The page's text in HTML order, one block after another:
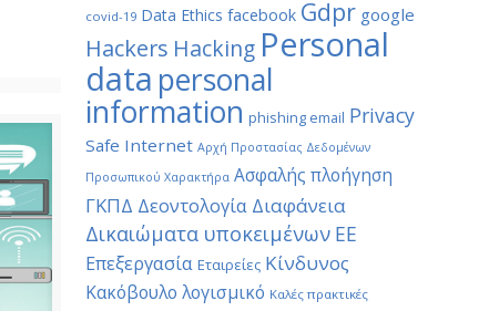
covid-19 Data Ethics facebook Gdpr google
Hackers Hacking Personal
data personal
information phishing email Privacy
Safe Internet Αρχή Προστασίας Δεδομένων
Προσωπικού Χαρακτήρα Ασφαλής πλοήγηση
ΓΚΠΔ Δεοντολογία Διαφάνεια
Δικαιώματα υποκειμένων ΕΕ
Επεξεργασία Εταιρείες Κίνδυνος
Κακόβουλο λογισμικό Καλές πρακτικές